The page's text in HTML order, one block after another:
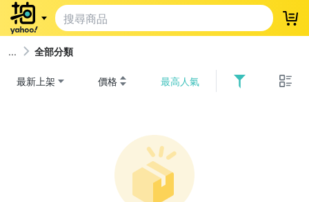
登
全部分類
最新上架 價格 最高人氣